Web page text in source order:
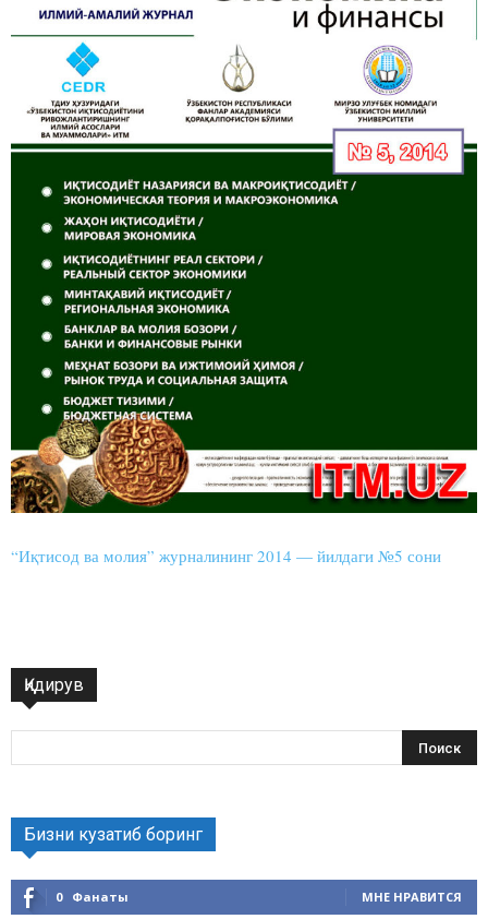
“Иқтисод ва молия” журналининг 2014 — йилдаги №5 сони
Қидирув
Бизни кузатиб боринг
0 Фанаты МНЕ НРАВИТСЯ